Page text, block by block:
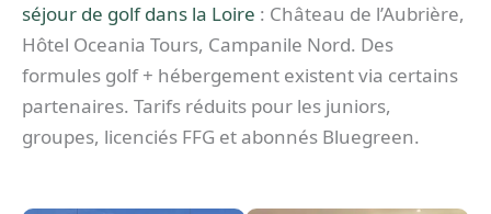
séjour de golf dans la Loire : Château de l’Aubrière,
Hôtel Oceania Tours, Campanile Nord. Des
formules golf + hébergement existent via certains
partenaires. Tarifs réduits pour les juniors,
groupes, licenciés FFG et abonnés Bluegreen.